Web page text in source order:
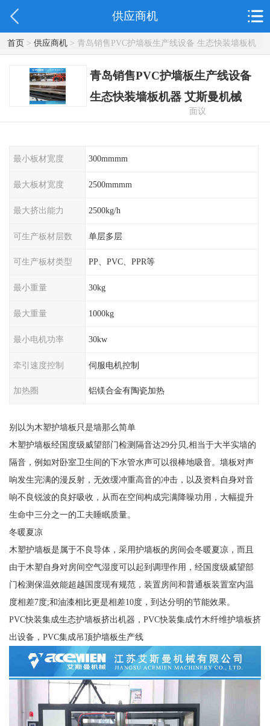
供应商机
首页> 供应商机> 青岛销售PVC护墙板生产线设备 生态快装墙板机
器 艾斯曼机械
青岛销售PVC护墙板生产线设备
生态快装墙板机器 艾斯曼机械
面议
最小板材宽度 300mmmm
最大板材宽度 2500mmmm
最大挤出能力 2500kg/h
可生产板材层数 单层多层
可生产板材类型 PP、PVC、PPR等
最小重量 30kg
最大重量 1000kg
最小电机功率 30kw
牵引速度控制 伺服电机控制
加热圈 铝镁合金有陶瓷加热
别以为木塑护墙板只是墙那么简单
木塑护墙板经国度级威望部门检测隔音达29分贝,相当于大半实墙的
隔音，例如对卧室卫生间的下水管水声可以很棒地吸音。墙板对声
响发生完满的漫反射，无效缓冲重高音的冲击，以及资料自身对音
响不良锐波的良好吸收，从而在空间构成完满降噪功用，大幅提升
生命中三分之一的工夫睡眠质量。
冬暖夏凉
木塑护墙板是属于不良导体，采用护墙板的房间会冬暖夏凉，而且
由于木塑自身对房间空气湿度可以起到调理作用，经国度级威望部
门检测保温效能超越国度现有规范，装置房间和普通板装置室内温
度相差7度;和油漆相比更是相差10度，到达分明的节能效果。
PVC快装集成生态护墙板挤出机器，PVC快装集成竹木纤维护墙板挤
出设备，PVC集成吊顶护墙板生产线